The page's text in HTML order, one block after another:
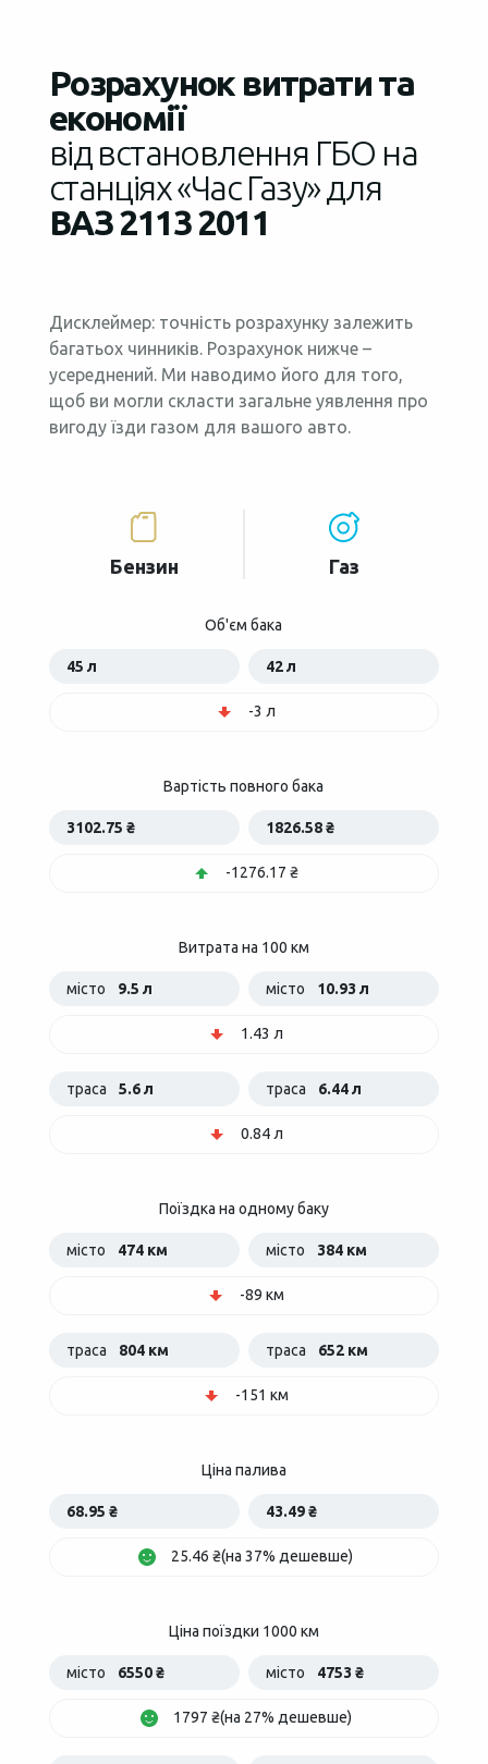
Розрахунок витрати та
економії
від встановлення ГБО на
станціях «Час Газу» для
ВАЗ 2113 2011
Дисклеймер: точність розрахунку залежить
багатьох чинників. Розрахунок нижче –
усереднений. Ми наводимо його для того,
щоб ви могли скласти загальне уявлення про
вигоду їзди газом для вашого авто.
Бензин Газ
Об'єм бака
45 л 42 л
-3 л
Вартість повного бака
3102.75 ₴ 1826.58 ₴
-1276.17 ₴
Витрата на 100 км
місто 9.5 л місто 10.93 л
1.43 л
траса 5.6 л траса 6.44 л
0.84 л
Поїздка на одному баку
місто 474 км місто 384 км
-89 км
траса 804 км траса 652 км
-151 км
Ціна палива
68.95 ₴ 43.49 ₴
25.46 ₴(на 37% дешевше)
Ціна поїздки 1000 км
місто 6550 ₴ місто 4753 ₴
1797 ₴(на 27% дешевше)